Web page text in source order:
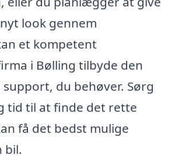
look gennem
et kompetent
i Bølling tilbyde den
du behøver. Sørg
tid til at finde det rette
få det bedst mulige
bil.